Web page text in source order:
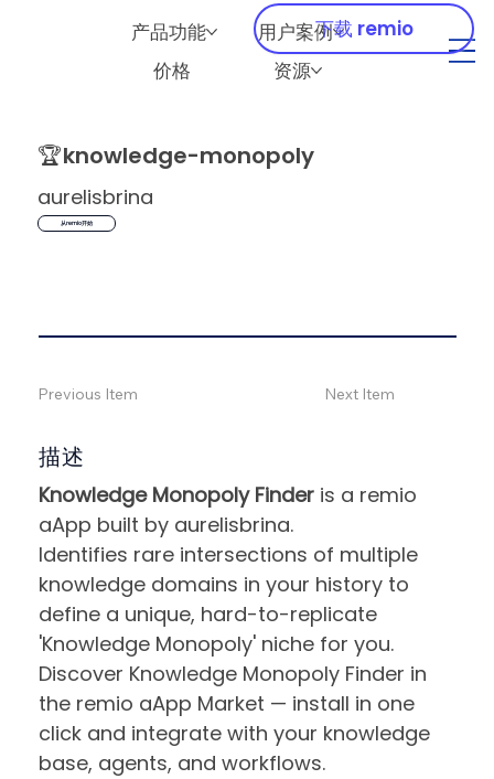
产品功能
用户案例
价格
资源
下载 remio
🏆knowledge-monopoly
aurelisbrina
从remio开始
描述
Knowledge Monopoly Finder is a remio
aApp built by aurelisbrina.
Identifies rare intersections of multiple
knowledge domains in your history to
define a unique, hard-to-replicate
'Knowledge Monopoly' niche for you.
Discover Knowledge Monopoly Finder in
the remio aApp Market — install in one
click and integrate with your knowledge
base, agents, and workflows.
Previous Item Next Item